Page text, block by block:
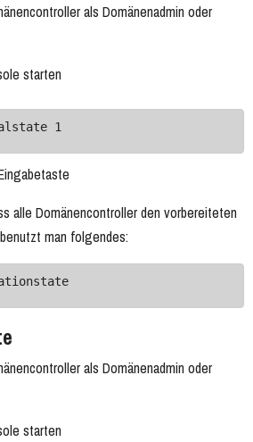
als Domänenadmin oder
starten
1
alle Domänencontroller den vorbereiteten
man folgendes:
als Domänenadmin oder
starten